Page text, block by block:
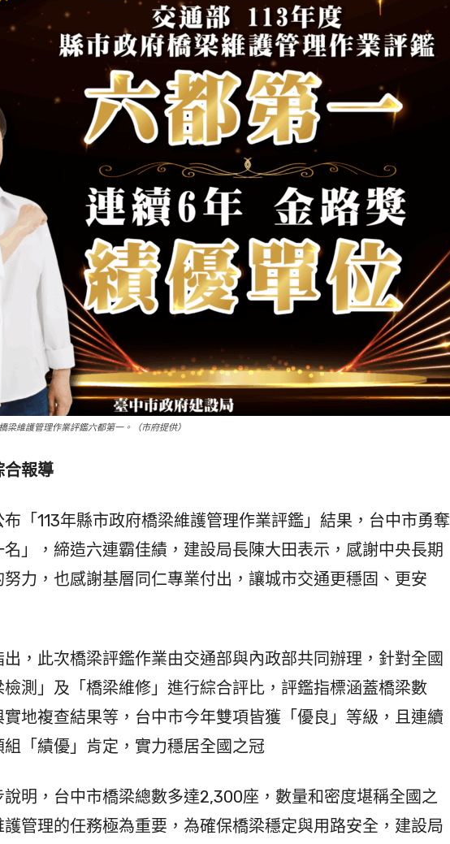
梁維護管理作業評鑑六都第一。（市府提供）
報導
「113年縣市政府橋梁維護管理作業評鑑」結果，台中市勇奪
」，締造六連霸佳績，建設局長陳大田表示，感謝中央長期
力，也感謝基層同仁專業付出，讓城市交通更穩固、更安
，此次橋梁評鑑作業由交通部與內政部共同辦理，針對全國
測」及「橋梁維修」進行綜合評比，評鑑指標涵蓋橋梁數
地複查結果等，台中市今年雙項皆獲「優良」等級，且連續
「績優」肯定，實力穩居全國之冠
明，台中市橋梁總數多達2,300座，數量和密度堪稱全國之
管理的任務極為重要，為確保橋梁穩定與用路安全，建設局